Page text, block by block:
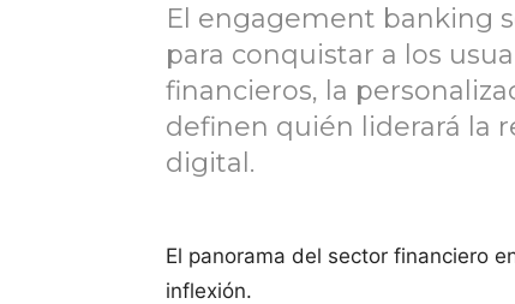
El engagement banking
para conquistar a los
financieros, la
definen quién liderará la
digital.
El panorama del sector financiero
inflexión.